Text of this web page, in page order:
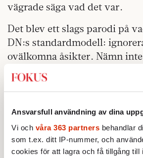
Ansvarsfull användning av dina
Vi och våra 363 partners behandlar
som t.ex. ditt IP-nummer, och
cookies för att lagra och få tillgång till
vägrade säga vad det var.
Det blev ett slags parodi på
DN:s standardmodell:
ovälkomna åsikter. Nämn
personer som säger fel
den del av offentligheten,